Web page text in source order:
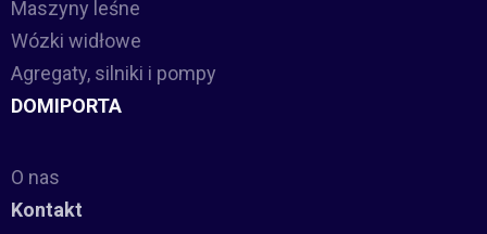
Maszyny leśne
Wózki widłowe
Agregaty, silniki i pompy
DOMIPORTA
O nas
Kontakt